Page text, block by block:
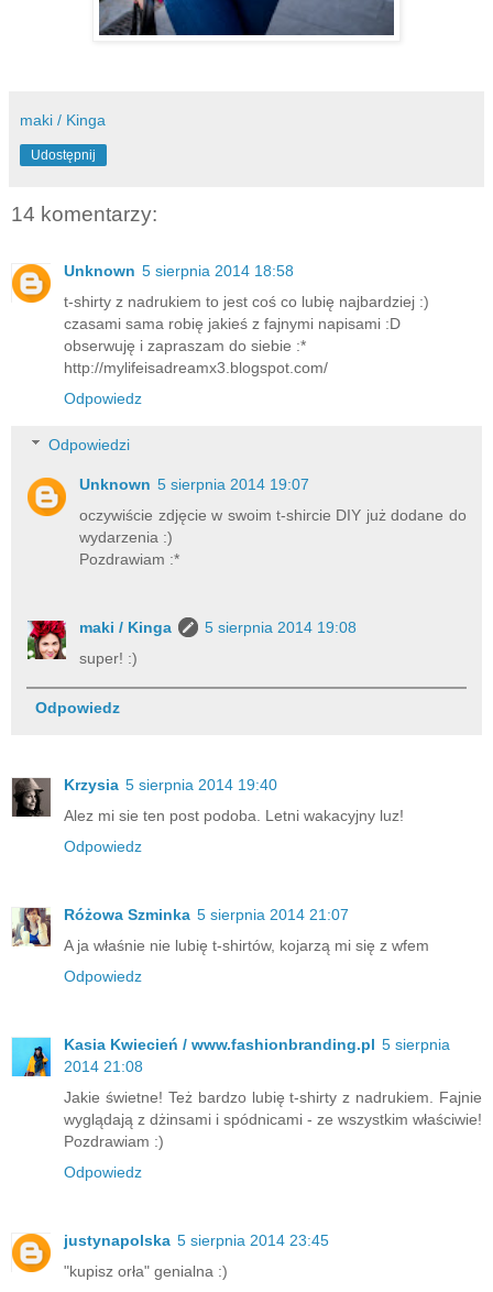
maki / Kinga
Udostępnij
14 komentarzy:
Unknown 5 sierpnia 2014 18:58
t-shirty z nadrukiem to jest coś co lubię najbardziej :)
czasami sama robię jakieś z fajnymi napisami :D
obserwuję i zapraszam do siebie :*
http://mylifeisadreamx3.blogspot.com/
Odpowiedz
Odpowiedzi
Unknown 5 sierpnia 2014 19:07
oczywiście zdjęcie w swoim t-shircie DIY już dodane do
wydarzenia :)
Pozdrawiam :*
maki / Kinga
5 sierpnia 2014 19:08
super! :)
Odpowiedz
Krzysia 5 sierpnia 2014 19:40
Alez mi sie ten post podoba. Letni wakacyjny luz!
Odpowiedz
Różowa Szminka 5 sierpnia 2014 21:07
A ja właśnie nie lubię t-shirtów, kojarzą mi się z wfem
Odpowiedz
Kasia Kwiecień / www.fashionbranding.pl 5 sierpnia
2014 21:08
Jakie świetne! Też bardzo lubię t-shirty z nadrukiem. Fajnie
wyglądają z dżinsami i spódnicami - ze wszystkim właściwie!
Pozdrawiam :)
Odpowiedz
justynapolska 5 sierpnia 2014 23:45
"kupisz orła" genialna :)